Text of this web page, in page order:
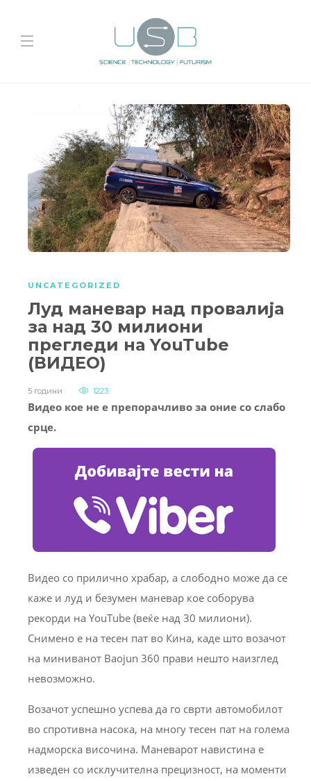
UNCATEGORIZED
Луд маневар над провалија
за над 30 милиони
прегледи на YouTube
(ВИДЕО)
5 години 1223
Видео кое не е препорачливо за оние со слабо
срце.
Видео со прилично храбар, а слободно може да се
каже и луд и безумен маневар кое соборува
рекорди на YouTube (веќе над 30 милиони).
Снимено е на тесен пат во Кина, каде што возачот
на миниванот Baojun 360 прави нешто наизглед
невозможно.
Возачот успешно успева да го сврти автомобилот
во спротивна насока, на многу тесен пат на голема
надморска височина. Маневарот навистина е
изведен со исклучителна прецизност, на моменти